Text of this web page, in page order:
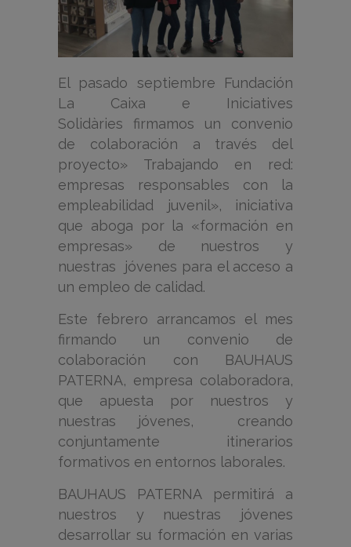
El pasado septiembre Fundación
La Caixa e Iniciatives
Solidàries firmamos un convenio
de colaboración a través del
proyecto» Trabajando en red:
empresas responsables con la
empleabilidad juvenil», iniciativa
que aboga por la «formación en
empresas» de nuestros y
nuestras jóvenes para el acceso a
un empleo de calidad.
Este febrero arrancamos el mes
firmando un convenio de
colaboración con BAUHAUS
PATERNA, empresa colaboradora,
que apuesta por nuestros y
nuestras jóvenes, creando
conjuntamente itinerarios
formativos en entornos laborales.
BAUHAUS PATERNA permitirá a
nuestros y nuestras jóvenes
desarrollar su formación en varias